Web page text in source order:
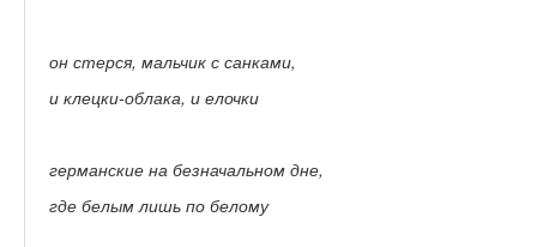
он стерся, мальчик с санками,
и клецки-облака, и елочки
германские на безначальном дне,
где белым лишь по белому